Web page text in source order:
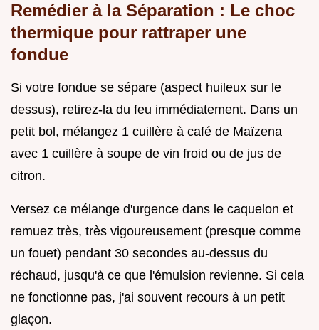
Remédier à la Séparation : Le choc
thermique pour rattraper une
fondue
Si votre fondue se sépare (aspect huileux sur le
dessus), retirez-la du feu immédiatement. Dans un
petit bol, mélangez 1 cuillère à café de Maïzena
avec 1 cuillère à soupe de vin froid ou de jus de
citron.
Versez ce mélange d'urgence dans le caquelon et
remuez très, très vigoureusement (presque comme
un fouet) pendant 30 secondes au-dessus du
réchaud, jusqu'à ce que l'émulsion revienne. Si cela
ne fonctionne pas, j'ai souvent recours à un petit
glaçon.